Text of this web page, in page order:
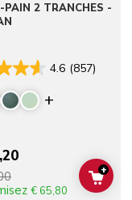
PAIN 2 TRANCHES -
4.6 (857)
Display
€ 65,80
ADD
+